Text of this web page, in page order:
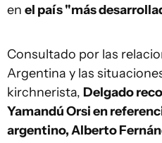
en el país "más
Consultado por las
Argentina y las
kirchnerista, Delgado
Yamandú Orsi en
argentino, Alberto